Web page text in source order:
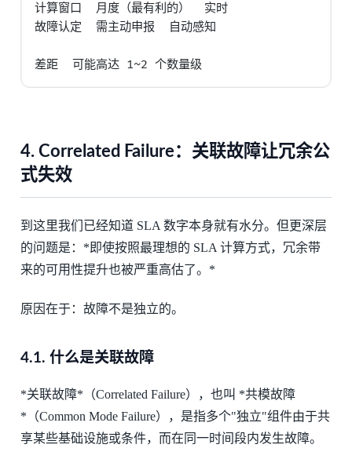
计算窗口  月度（最有利的）  实时
故障认定  需主动申报  自动感知
4.Correlated Failure：关联故障让冗余公
式失效
到这里我们已经知道 SLA 数字本身就有水分。但更深层
的问题是：*即使按照最理想的 SLA 计算方式，冗余带
来的可用性提升也被严重高估了。*
原因在于：故障不是独立的。
4.1. 什么是关联故障
*关联故障*（Correlated Failure），也叫 *共模故障
*（Common Mode Failure），是指多个"独立"组件由于共
享某些基础设施或条件，而在同一时间段内发生故障。